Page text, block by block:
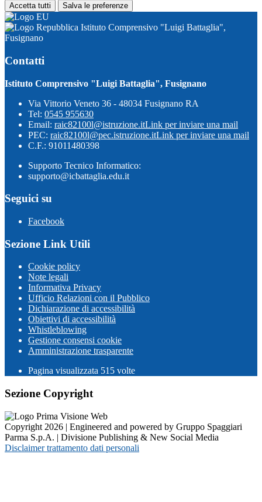
Accetta tutti Salva le preferenze
Istituto Comprensivo "Luigi Battaglia",
Fusignano
Contatti
Istituto Comprensivo "Luigi Battaglia", Fusignano
Via Vittorio Veneto 36 - 48034 Fusignano RA
Tel: 0545 955630
Email: raic82100l@istruzione.itLink per inviare una mail
PEC: raic82100l@pec.istruzione.itLink per inviare una mail
C.F.: 91011480398
Supporto Tecnico Informatico:
supporto@icbattaglia.edu.it
Seguici su
Facebook
Sezione Link Utili
Cookie policy
Note legali
Informativa Privacy
Ufficio Relazioni con il Pubblico
Dichiarazione di accessibilità
Obiettivi di accessibilità
Whistleblowing
Gestione consensi cookie
Amministrazione trasparente
Pagina visualizzata 515 volte
Sezione Copyright
Copyright 2026 | Engineered and powered by Gruppo Spaggiari
Parma S.p.A. | Divisione Publishing & New Social Media
Disclaimer trattamento dati personali